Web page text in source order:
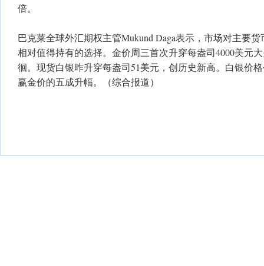
倍。
巴克莱全球外汇期权主管Mukund Daga表示，市场对主要
相对值得持有的选择。金价周三首次升穿每盎司4000美元
徊。现货白银昨升穿每盎司51美元，创历史新高。白银价
赢金价的五成升幅。（综合报道）